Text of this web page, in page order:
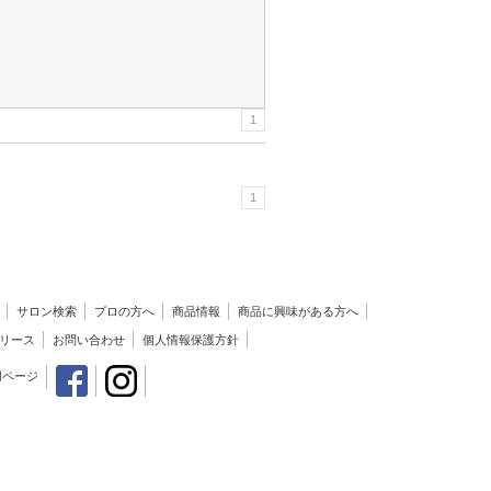
1
1
サロン検索 プロの方へ 商品情報 商品に興味がある方へ
ース お問い合わせ 個人情報保護方針
ージ